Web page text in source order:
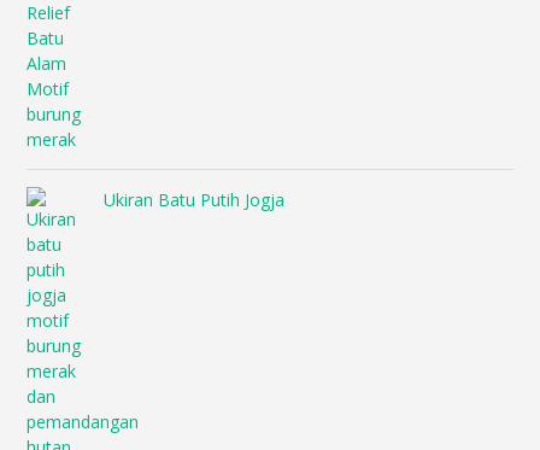
Ukiran Batu Putih Jogja